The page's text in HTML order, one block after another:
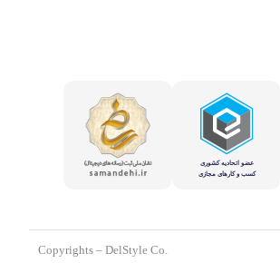
.Copyrights – DelStyle Co